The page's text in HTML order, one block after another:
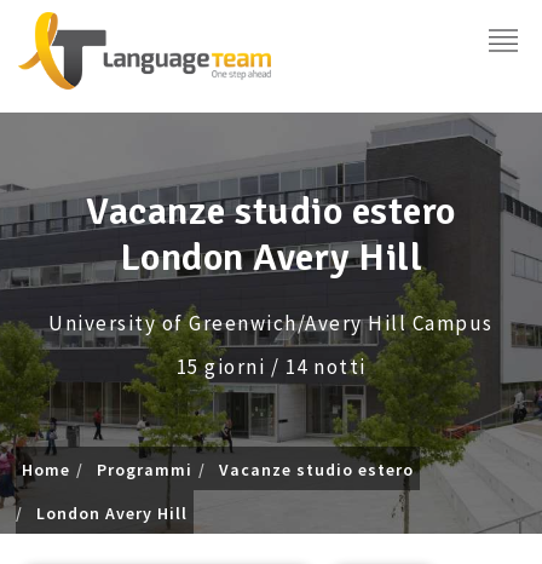
Vacanze studio estero
London Avery Hill
University of Greenwich/Avery Hill Campus
15 giorni / 14 notti
Home Programmi
Vacanze studio estero
London Avery Hill